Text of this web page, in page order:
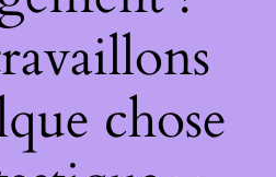
chose